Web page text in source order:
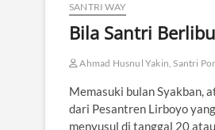
SANTRI WAY
Bila Santri
Ahmad Husnul Yakin, Santri
Memasuki bulan Syakban,
dari Pesantren Lirboyo
menyusul di tanggal 20